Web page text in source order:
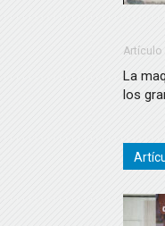
Artículo
La
los